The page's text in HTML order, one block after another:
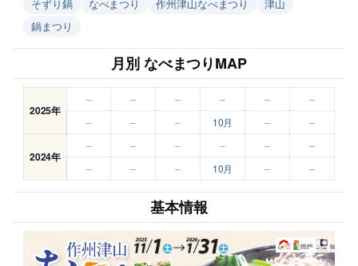
そずり鍋 なべまつり 作州津山なべまつり
津山
鍋まつり
月別 なべまつりMAP
2025年
– – – – –
–
–
– – 10月 – –
2024年
– – – – –
–
–
– – 10月 – –
基本情報